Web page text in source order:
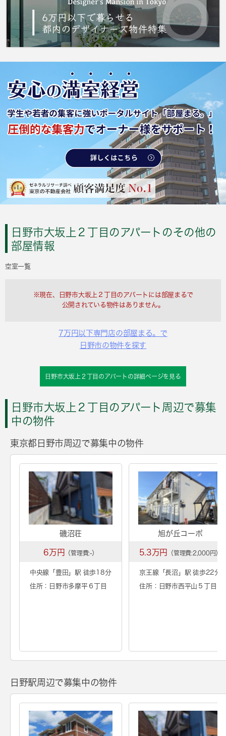
日野市大坂上２丁目のアパートのその他の
部屋情報
空室一覧
※現在、日野市大坂上２丁目のアパートには部屋まるで
公開されている物件はありません。
7万円以下専門店の部屋まる。で
日野市の物件を探す
日野市大坂上２丁目のアパートの詳細ページを見る
日野市大坂上２丁目のアパート周辺で募集
中の物件
東京都日野市周辺で募集中の物件
磯沼荘
6万円 （管理費:-）
中央線「 豊田 」駅 徒歩18分
住所：日野市多摩平６丁目
旭が丘コーポ
5.3万円 （管理費:2,000円）
京王線「長沼 」駅 徒歩22分
住所：日野市西平山５丁目
日野駅周辺で募集中の物件